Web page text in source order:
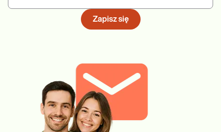
Zapisz się